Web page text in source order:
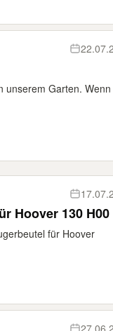
unserem Garten. Wenn
Hoover 130 H00
für Hoover